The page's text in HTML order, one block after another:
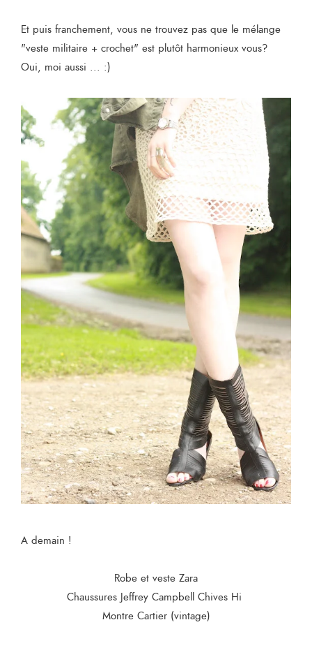
Et puis franchement, vous ne trouvez pas que le mélange
"veste militaire + crochet" est plutôt harmonieux vous?
Oui, moi aussi ... :)
A demain !
Robe et veste Zara
Chaussures Jeffrey Campbell Chives Hi
Montre Cartier (vintage)